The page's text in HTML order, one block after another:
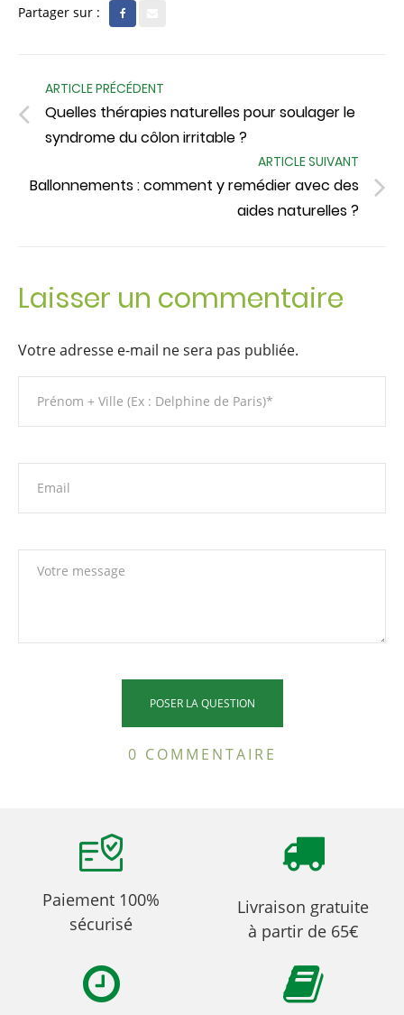
Partager sur :
ARTICLE PRÉCÉDENT
Quelles thérapies naturelles pour soulager le
syndrome du côlon irritable ?
ARTICLE SUIVANT
Ballonnements : comment y remédier avec des
aides naturelles ?
Laisser un commentaire
Votre adresse e-mail ne sera pas publiée.
0 COMMENTAIRE
Paiement 100%
sécurisé
Livraison gratuite
à partir de 65€